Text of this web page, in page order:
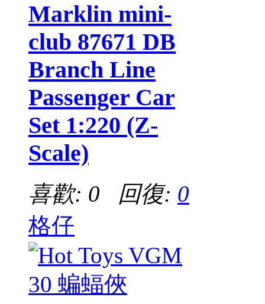
Marklin mini-
club 87671 DB
Branch Line
Passenger Car
Set 1:220 (Z-
Scale)
喜歡: 0 回復: 0
格仔